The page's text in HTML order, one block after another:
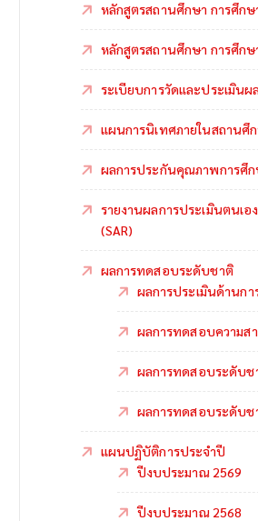
หลักสูตรสถานศึกษา การศึกษ
หลักสูตรสถานศึกษา การศึก
ระเบียบการวัดและประเมินผล
แผนการนิเทศภายในสถานศึ
ผลการประกันคุณภาพการศึ
รายงานผลการประเมินตนเ
(SAR)
ผลการทดสอบระดับชาติ
ผลการประเมินด้านก
ผลการทดสอบความส
ผลการทดสอบระดับช
ผลการทดสอบระดับช
แผนปฏิบัติการประจำปี
ปีงบประมาณ 2569
ปีงบประมาณ 2568